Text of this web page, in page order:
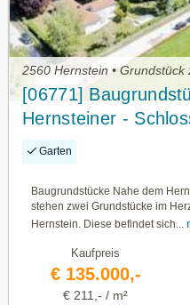
2560 Hernstein • Grundstück
[06771]
Hernsteiner -
Garten
Baugrundstücke Nahe dem
stehen zwei Grundstücke im
Hernstein. Diese befindet sich...
Kaufpreis
€ 135.000,-
€ 211,- / m²